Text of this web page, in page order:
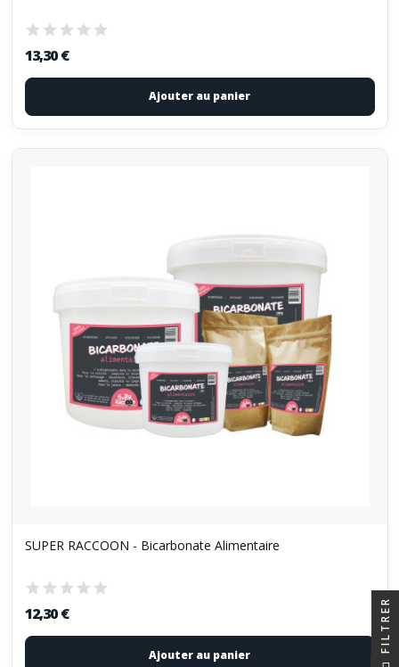
13,30 €
Ajouter au panier
SUPER RACCOON - Bicarbonate Alimentaire
12,30 €
Ajouter au panier
FILTRER